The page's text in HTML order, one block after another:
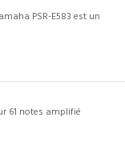
PSR-E583 est un
61 notes amplifié